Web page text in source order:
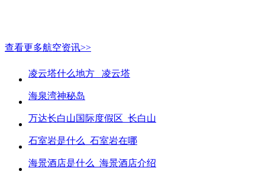
查看更多航空资讯>>
凌云塔什么地方_ 凌云塔
海泉湾神秘岛
万达长白山国际度假区_长白山
石室岩是什么_石室岩在哪
海景酒店是什么_海景酒店介绍